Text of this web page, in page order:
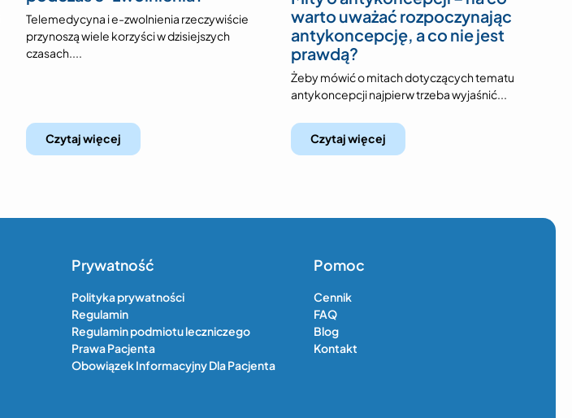
Telemedycyna i e-zwolnienia rzeczywiście
przynoszą wiele korzyści w dzisiejszych
czasach....
Czytaj więcej
warto uważać rozpoczynając
antykoncepcję, a co nie jest
prawdą?
Żeby mówić o mitach dotyczących tematu
antykoncepcji najpierw trzeba wyjaśnić...
Czytaj więcej
Prywatność
Polityka prywatności
Regulamin
Regulamin podmiotu leczniczego
Prawa Pacjenta
Obowiązek Informacyjny Dla Pacjenta
Pomoc
Cennik
FAQ
Blog
Kontakt